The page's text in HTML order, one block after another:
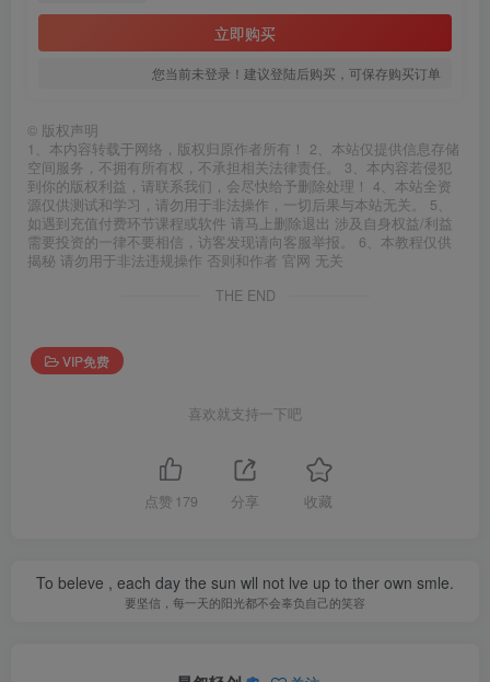
立即购买
您当前未登录！建议登陆后购买，可保存购买订单
© 版权声明
1、本内容转载于网络，版权归原作者所有！ 2、本站仅提供信息存储
空间服务，不拥有所有权，不承担相关法律责任。 3、本内容若侵犯
到你的版权利益，请联系我们，会尽快给予删除处理！ 4、本站全资
源仅供测试和学习，请勿用于非法操作，一切后果与本站无关。 5、
如遇到充值付费环节课程或软件 请马上删除退出 涉及自身权益/利益
需要投资的一律不要相信，访客发现请向客服举报。 6、本教程仅供
揭秘 请勿用于非法违规操作 否则和作者 官网 无关
THE END
VIP免费
喜欢就支持一下吧
点赞 179 分享 收藏
To beleve , each day the sun wll not lve up to ther own smle.
要坚信，每一天的阳光都不会辜负自己的笑容